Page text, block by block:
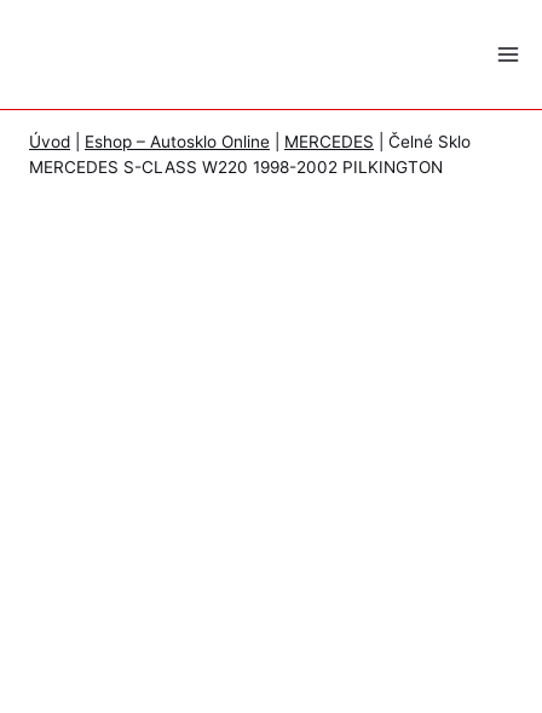
Úvod Eshop – Autosklo Online MERCEDES
Čelné Sklo
MERCEDES S-CLASS W220 1998-2002 PILKINGTON